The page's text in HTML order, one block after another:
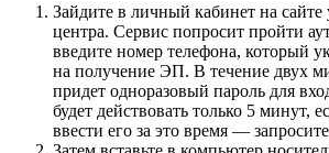
Зайдите в личный кабинет на
центра. Сервис попросит пройти
введите номер телефона, который
на получение ЭП. В течение двух
придет одноразовый пароль для
будет действовать только 5 минут,
ввести его за это время —